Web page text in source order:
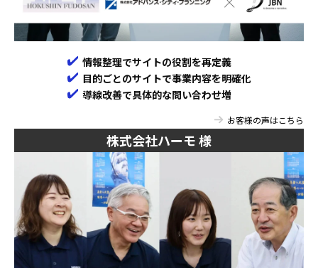
情報整理でサイトの役割を再定義
目的ごとのサイトで事業内容を明確化
導線改善で具体的な問い合わせ増
お客様の声はこちら
株式会社ハーモ 様